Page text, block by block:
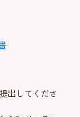
出してくださ